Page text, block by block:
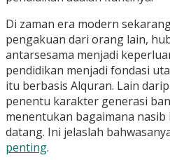
Di zaman era modern
pengakuan dari orang lain,
antarsesama menjadi
pendidikan menjadi fondasi
itu berbasis Alquran. Lain
penentu karakter generasi
menentukan bagaimana nasib
datang. Ini jelaslah
penting.